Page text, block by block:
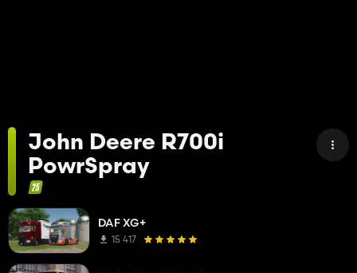
John Deere R700i
PowrSpray
DAF XG+
15 417